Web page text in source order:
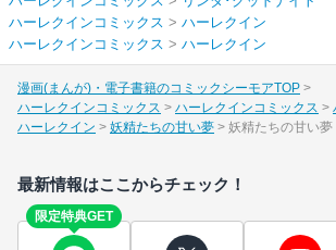
ハーレクインコミックス > ハーレクイン
ハーレクインコミックス > ハーレクイン
漫画(まんが)・電子書籍のコミックシーモアTOP
ハーレクインコミックス
ハーレクインコミックス
ハーレクイン
妖精たちの甘い夢 妖精たちの甘い夢
最新情報はここからチェック！
限定特典GET